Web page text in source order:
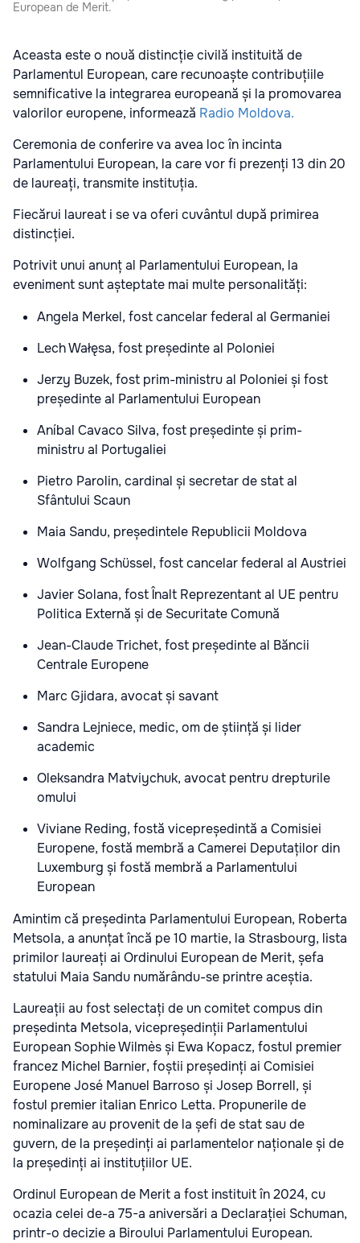
European de Merit.
Aceasta este o nouă distincție civilă instituită de
Parlamentul European, care recunoaște contribuțiile
semnificative la integrarea europeană și la promovarea
valorilor europene, informează Radio Moldova.
Ceremonia de conferire va avea loc în incinta
Parlamentului European, la care vor fi prezenți 13 din 20
de laureați, transmite instituția.
Fiecărui laureat i se va oferi cuvântul după primirea
distincției.
Potrivit unui anunțal Parlamentului European, la
eveniment sunt așteptate mai multe personalități:
Angela Merkel, fost cancelar federal al Germaniei
Lech Wałęsa, fost președinte al Poloniei
Jerzy Buzek, fost prim-ministru al Poloniei și fost
președinte al Parlamentului European
Aníbal Cavaco Silva, fost președinte și prim-
ministru al Portugaliei
Pietro Parolin, cardinal și secretar de stat al
Sfântului Scaun
Maia Sandu, președintele Republicii Moldova
Wolfgang Schüssel, fost cancelar federal al Austriei
Javier Solana, fost Înalt Reprezentant al UE pentru
Politica Externă și de Securitate Comună
Jean-Claude Trichet, fost președinte al Băncii
Centrale Europene
Marc Gjidara, avocat și savant
Sandra Lejniece, medic, om de știință și lider
academic
Oleksandra Matviychuk, avocat pentru drepturile
omului
Viviane Reding, fostă vicepreședintă a Comisiei
Europene, fostă membră a Camerei Deputaților din
Luxemburg și fostă membră a Parlamentului
European
Amintim că președinta Parlamentului European, Roberta
Metsola, a anunțatîncă pe 10 martie, la Strasbourg, lista
primilor laureați ai Ordinului European de Merit, șefa
statului Maia Sandu numărându-se printre aceștia.
Laureații au fost selectați de un comitet compus din
președinta Metsola, vicepreședinții Parlamentului
European Sophie Wilmès și Ewa Kopacz, fostul premier
francez Michel Barnier, foștii președinți ai Comisiei
Europene José Manuel Barroso și Josep Borrell, și
fostul premier italian Enrico Letta. Propunerile de
nominalizare au provenit de la șefi de stat sau de
guvern, de la președinți ai parlamentelor naționale și de
la președinți ai instituțiilor UE.
Ordinul European de Merit a fost instituit în 2024, cu
ocazia celei de-a 75-a aniversări a Declarației Schuman,
printr-o decizie a Biroului Parlamentului European.